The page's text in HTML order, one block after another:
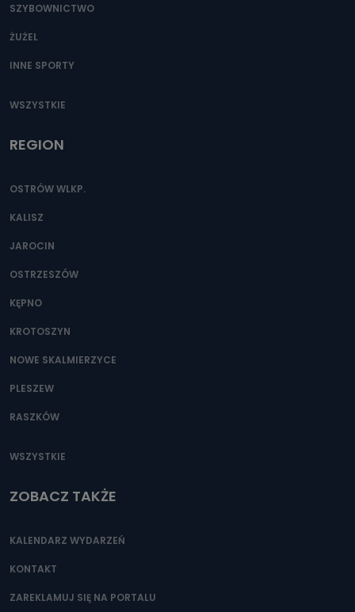
SZYBOWNICTWO
ŻUŻEL
INNE SPORTY
WSZYSTKIE
REGION
OSTRÓW WLKP.
KALISZ
JAROCIN
OSTRZESZÓW
KĘPNO
KROTOSZYN
NOWE SKALMIERZYCE
PLESZEW
RASZKÓW
WSZYSTKIE
ZOBACZ TAKŻE
KALENDARZ WYDARZEŃ
KONTAKT
ZAREKLAMUJ SIĘ NA PORTALU